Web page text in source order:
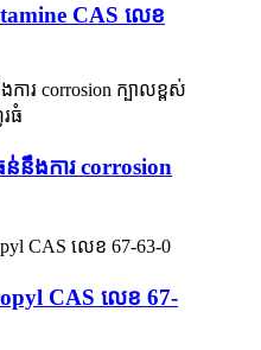
CAS លេខ
នឹងការ corrosion
CAS លេខ 67-